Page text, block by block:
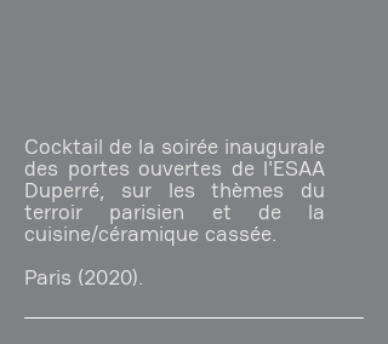
Cocktail de la soirée inaugurale
des portes ouvertes de l'ESAA
Duperré, sur les thèmes du
terroir parisien et de la
cuisine/céramique cassée.
Paris (2020).